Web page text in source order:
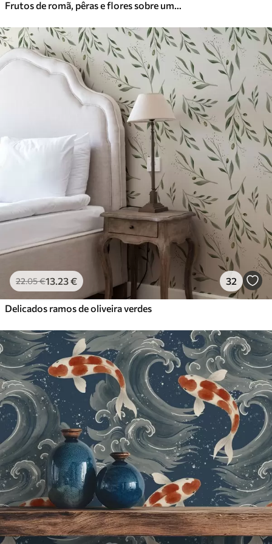
Vinil Premium
65.0039.00€/m²
Frutos de romã, pêras e flores sobre um fundo verde claro
22.05€13.23€ 32
Delicados ramos de oliveira verdes